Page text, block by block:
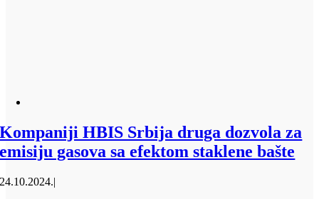
Kompaniji HBIS Srbija druga dozvola za
emisiju gasova sa efektom staklene bašte
24.10.2024.|